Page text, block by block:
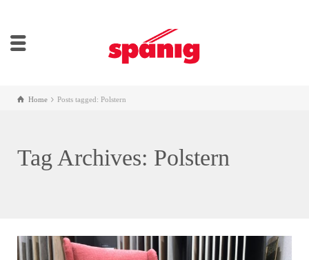
Home Posts tagged: Polstern
Tag Archives: Polstern